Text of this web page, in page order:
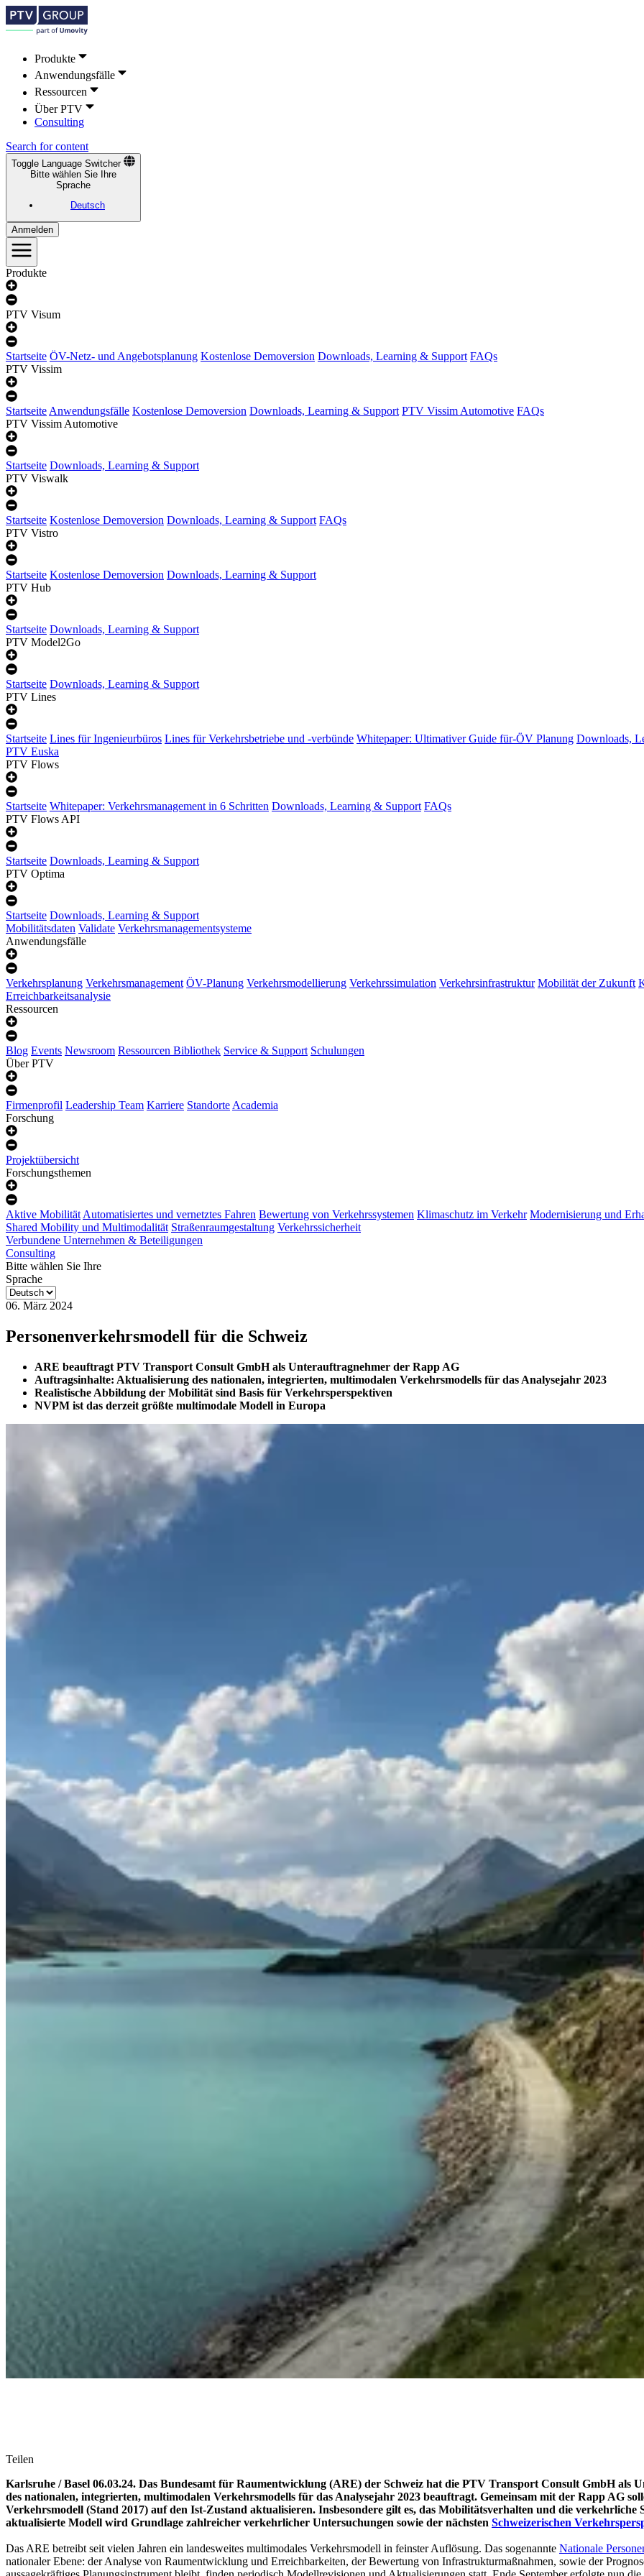
Produkte
Anwendungsfälle
Ressourcen
Über PTV
Consulting
Search for content
Toggle Language Switcher
Bitte wählen Sie Ihre
Sprache
Deutsch
Anmelden
Produkte
PTV Visum
Startseite ÖV-Netz- und Angebotsplanung Kostenlose Demoversion Downloads, Learning & Support FAQs
PTV Vissim
StartseiteAnwendungsfälle Kostenlose Demoversion Downloads, Learning & Support PTV Vissim Automotive FAQs
PTV Vissim Automotive
Startseite Downloads, Learning & Support
PTV Viswalk
Startseite Kostenlose Demoversion Downloads, Learning & Support FAQs
PTV Vistro
Startseite Kostenlose Demoversion Downloads, Learning & Support
PTV Hub
Startseite Downloads, Learning & Support
PTV Model2Go
Startseite Downloads, Learning & Support
PTV Lines
Startseite Lines für Ingenieurbüros Lines für Verkehrsbetriebe und -verbünde Whitepaper: Ultimativer Guide für-ÖV Planung Downloads,
PTV Euska
PTV Flows
Startseite Whitepaper: Verkehrsmanagement in 6 Schritten Downloads, Learning & Support FAQs
PTV Flows API
Startseite Downloads, Learning & Support
PTV Optima
Startseite Downloads, Learning & Support
Mobilitätsdaten Validate Verkehrsmanagementsysteme
Anwendungsfälle
Verkehrsplanung Verkehrsmanagement ÖV-Planung Verkehrsmodellierung Verkehrssimulation Verkehrsinfrastruktur Mobilität der Zukunft
Erreichbarkeitsanalysie
Ressourcen
Blog Events Newsroom Ressourcen Bibliothek Service & Support Schulungen
Über PTV
Firmenprofil Leadership Team Karriere StandorteAcademia
Forschung
Projektübersicht
Forschungsthemen
Aktive MobilitätAutomatisiertes und vernetztes Fahren Bewertung von Verkehrssystemen Klimaschutz im Verkehr Modernisierung und
Shared Mobility und Multimodalität Straßenraumgestaltung Verkehrssicherheit
Verbundene Unternehmen & Beteiligungen
Consulting
Bitte wählen Sie Ihre
Sprache
06. März 2024
Personenverkehrsmodell für die Schweiz
ARE beauftragt PTV Transport Consult GmbH als Unterauftragnehmer der Rapp AG
Auftragsinhalte: Aktualisierung des nationalen, integrierten, multimodalen Verkehrsmodells für das Analysejahr 2023
Realistische Abbildung der Mobilität sind Basis für Verkehrsperspektiven
NVPM ist das derzeit größte multimodale Modell in Europa
Teilen
Karlsruhe / Basel 06.03.24. Das Bundesamt für Raumentwicklung (ARE) der Schweiz hat die PTV Transport Consult GmbH als
des nationalen, integrierten, multimodalen Verkehrsmodells für das Analysejahr 2023 beauftragt. Gemeinsam mit der Rapp AG
Verkehrsmodell (Stand 2017) auf den Ist-Zustand aktualisieren. Insbesondere gilt es, das Mobilitätsverhalten und die
aktualisierte Modell wird Grundlage zahlreicher verkehrlicher Untersuchungen sowie der nächsten Schweizerischen
Das ARE betreibt seit vielen Jahren ein landesweites multimodales Verkehrsmodell in feinster Auflösung. Das sogenannte Nationale
nationaler Ebene: der Analyse von Raumentwicklung und Erreichbarkeiten, der Bewertung von Infrastrukturmaßnahmen, sowie der